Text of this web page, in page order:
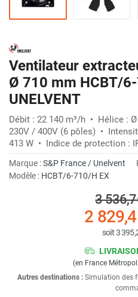
Ventilateur
Ø 710 mm HCBT/
UNELVENT
Débit : 22 140 m³/h • Hélice :
230V / 400V (6 pôles) •
413 W • Indice de protection :
Marque :S&P France / Unelvent
Modèle : HCBT/6-710/H EX
3
2
soit3
(en France
Autres destinations : Simulation des